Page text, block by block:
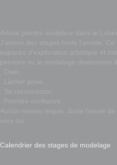
Calendrier des stages de modelage